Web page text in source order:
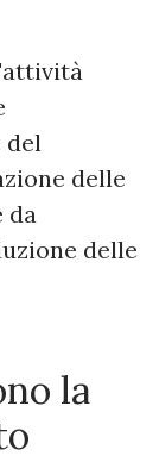
del
delle
da
delle
la